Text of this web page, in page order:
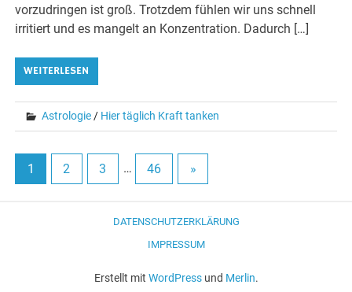
vorzudringen ist groß. Trotzdem fühlen wir uns schnell
irritiert und es mangelt an Konzentration. Dadurch […]
WEITERLESEN
Astrologie / Hier täglich Kraft tanken
1 2 3 … 46 »
DATENSCHUTZERKLÄRUNG
IMPRESSUM
Erstellt mit WordPressund Merlin.